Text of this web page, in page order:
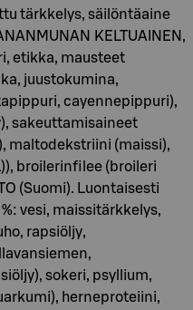
tärkkelys, säilöntäaine
KELTUAINEN,
etikka, mausteet
juustokumina,
cayennepippuri),
sakeuttamisaineet
maltodekstriini (maissi),
broilerinfilee (broileri
(Suomi). Luontaisesti
vesi, maissitärkkelys,
rapsiöljy,
sokeri, psyllium,
herneproteiini,